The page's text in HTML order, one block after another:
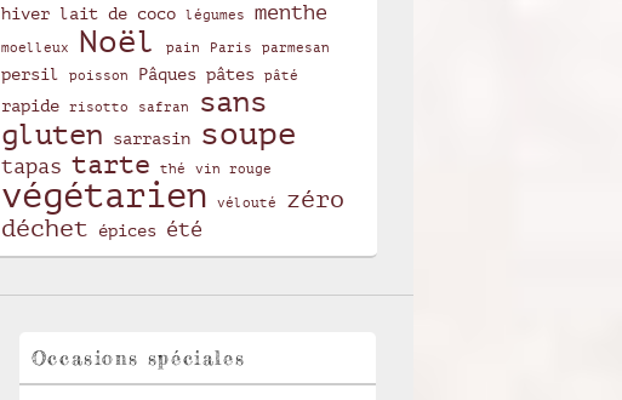
hiver lait de coco légumes menthe
moelleux Noël pain Paris parmesan
persil poisson Pâques pâtes pâté
rapide risotto safran
sans
gluten
sarrasin soupe
tapas tarte thé vin rouge
végétarien vélouté
zéro
déchet
épices été
Occasions spéciales